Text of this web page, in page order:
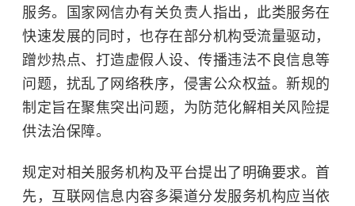
服务。国家网信办有关负责人指出，此类服务在
快速发展的同时，也存在部分机构受流量驱动，
蹭炒热点、打造虚假人设、传播违法不良信息等
问题，扰乱了网络秩序，侵害公众权益。新规的
制定旨在聚焦突出问题，为防范化解相关风险提
供法治保障。
规定对相关服务机构及平台提出了明确要求。首
先，互联网信息内容多渠道分发服务机构应当依